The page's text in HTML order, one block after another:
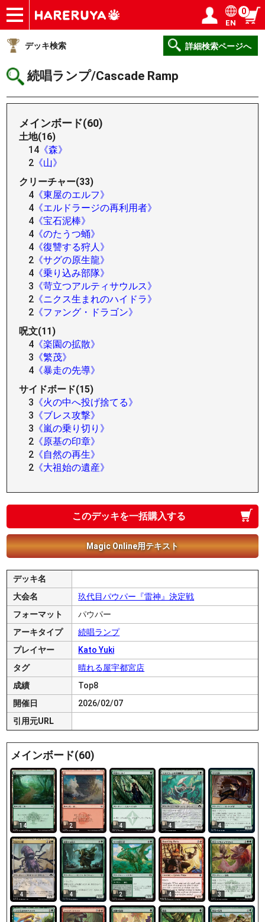
ショップ
買取
記事
デッキ検索
デッキ構築
選手一覧
店舗一覧
イベント
ヘルプ
お問い合わせ ログイン／会員登録
EN
0
デッキ検索 詳細検索ページへ
続唱ランプ/Cascade Ramp
メインボード(60)
土地(16)
14 《森》
2 《山》
クリーチャー(33)
4 《東屋のエルフ》
4 《エルドラージの再利用者》
4 《宝石泥棒》
4 《のたうつ蛹》
4 《復讐する狩人》
2 《サグの原生龍》
4 《乗り込み部隊》
3 《苛立つアルティサウルス》
2 《ニクス生まれのハイドラ》
2 《ファング・ドラゴン》
呪文(11)
4 《楽園の拡散》
3 《繁茂》
4 《暴走の先導》
サイドボード(15)
3 《火の中へ投げ捨てる》
3 《ブレス攻撃》
3 《嵐の乗り切り》
2 《原基の印章》
2 《自然の再生》
2 《大祖始の遺産》
このデッキを一括購入する
Magic Online用テキスト
デッキ名
大会名
玖代目パウパー『雷神』決定戦
フォーマット
パウパー
アーキタイプ
続唱ランプ
プレイヤー
Kato Yuki
タグ
晴れる屋宇都宮店
成績
Top8
開催日
2026/02/07
引用元URL
メインボード(60)
14 2 4 4 4
4 4 2 4 3